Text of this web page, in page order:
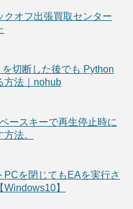
クオフ出張買取センター
を切断した後でも Python
方法｜nohub
ースキーで再生停止時に
法。
PCを閉じてもEAを実行さ
】